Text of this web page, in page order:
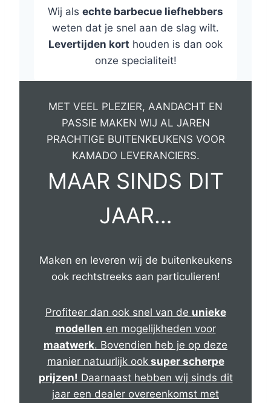
Wij als echte barbecue liefhebbers
weten dat je snel aan de slag wilt.
Levertijden kort houden is dan ook
onze specialiteit!
MET VEEL PLEZIER, AANDACHT EN
PASSIE MAKEN WIJ AL JAREN
PRACHTIGE BUITENKEUKENS VOOR
KAMADO LEVERANCIERS.
MAAR SINDS DIT
JAAR…
Maken en leveren wij de buitenkeukens
ook rechtstreeks aan particulieren!
Profiteer dan ook snel van de unieke
modellen en mogelijkheden voor
maatwerk. Bovendien heb je op deze
manier natuurlijk ooksuper scherpe
prijzen! Daarnaast hebben wij sinds dit
jaar een dealer overeenkomst met